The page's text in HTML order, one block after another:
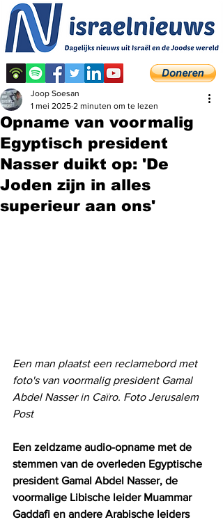
Opname van voormalig
Egyptisch president
Nasser duikt op: 'De
Joden zijn in alles
superieur aan ons'
Joop Soesan
1 mei 2025 2 minuten om te lezen
Een man plaatst een reclamebord met
foto's van voormalig president Gamal
Abdel Nasser in Caïro. Foto Jerusalem
Post
Een zeldzame audio-opname met de
stemmen van de overleden Egyptische
president Gamal Abdel Nasser, de
voormalige Libische leider Muammar
Gaddafi en andere Arabische leiders